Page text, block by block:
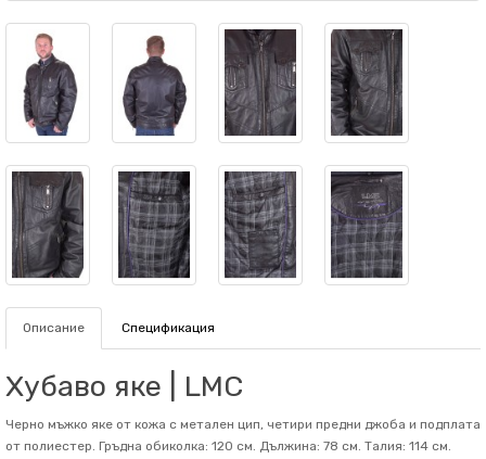
Описание Спецификация
Хубаво яке | LMC
Черно мъжко яке от кожа с метален цип, четири предни джоба и подплата
от полиестер. Гръдна обиколка: 120 см. Дължина: 78 см. Талия: 114 см.